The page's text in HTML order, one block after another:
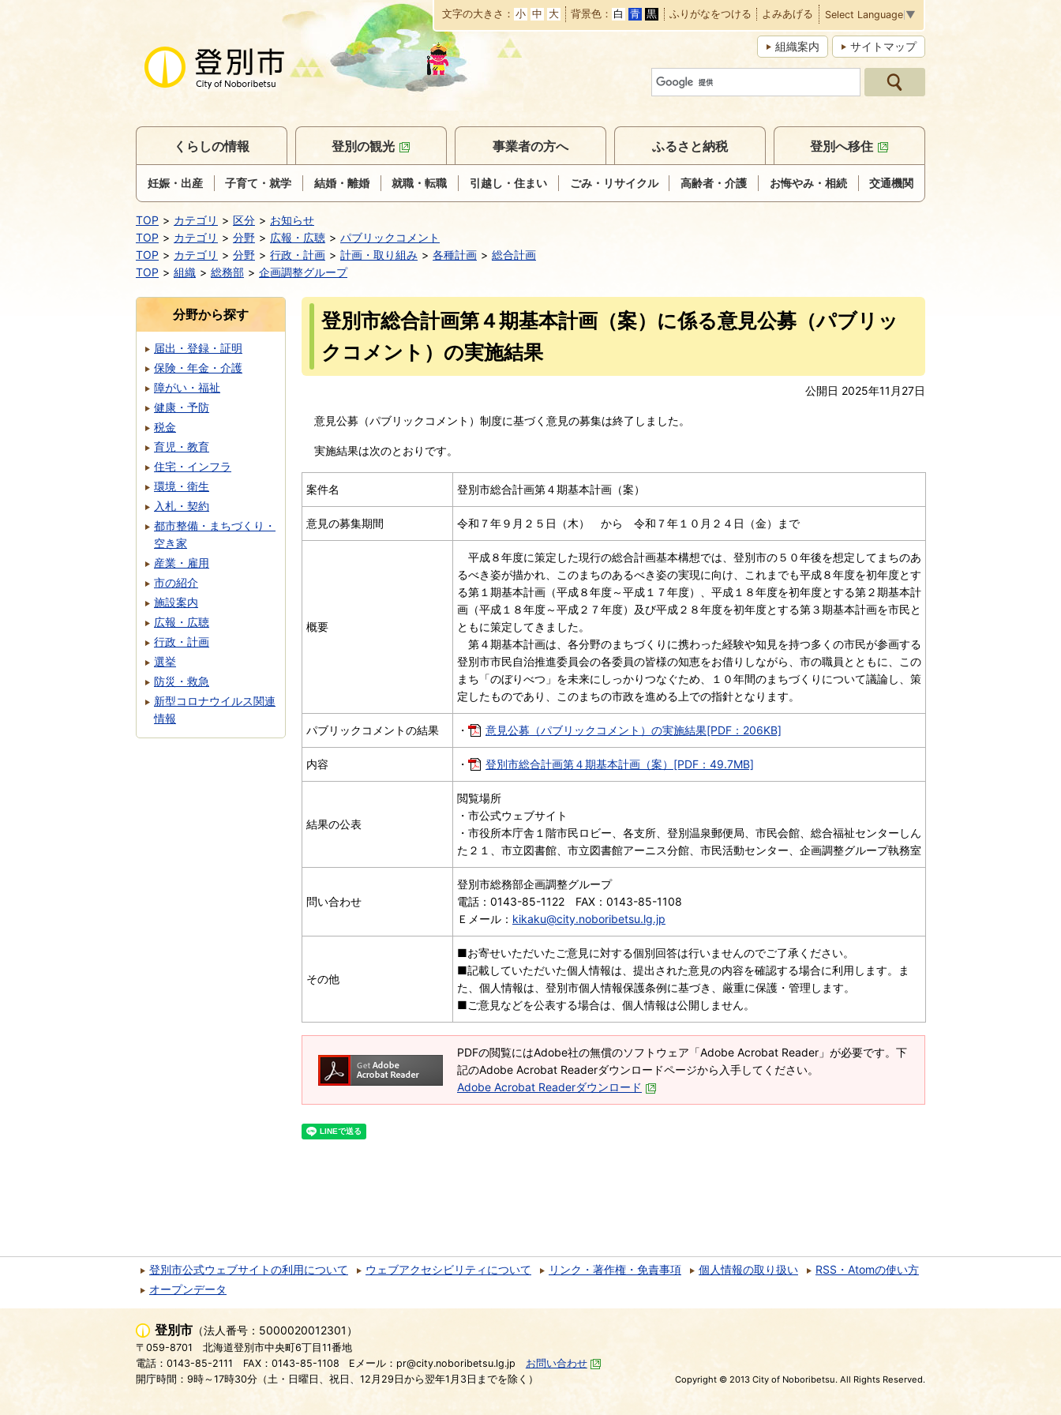
本
文
へ
移
動
文字の大きさ 小 中 大 背景色 白 青 黒 ふりがなをつける よみあげる Select Language ▼
組織案内 サイトマップ
くらしの情報
妊娠・出産 子育て・就学 結婚・離婚 就職・転職 引越し・住まい ごみ・リサイクル 高齢者・介護 お悔やみ・相続 交通機関
登別の観光 事業者の方へ ふるさと納税 登別へ移住
TOP カテゴリ 区分
お知らせ
TOP
カテゴリ 分野 広報・広聴
パブリックコメント
TOP
カテゴリ 分野 行政・計画 計画・取り組み 各種計画
総合計画
TOP
組織 総務部 企画調整グループ
登別市総合計画第４期基本計画（案）に係る意見公募（パブリッ
クコメント）の実施結果
公開日 2025年11月27日
意見公募（パブリックコメント）制度に基づく意見の募集は終了しました。
実施結果は次のとおりです。
案件名 登別市総合計画第４期基本計画（案）
意見の募集期間 令和７年９月２５日（木） から 令和７年１０月２４日（金）まで
概要
平成８年度に策定した現行の総合計画基本構想では、登別市の５０年後を想定してまちのあ
るべき姿が描かれ、このまちのあるべき姿の実現に向け、これまでも平成８年度を初年度とす
る第１期基本計画（平成８年度～平成１７年度）、平成１８年度を初年度とする第２期基本計
画（平成１８年度～平成２７年度）及び平成２８年度を初年度とする第３期基本計画を市民と
ともに策定してきました。
第４期基本計画は、各分野のまちづくりに携わった経験や知見を持つ多くの市民が参画する
登別市市民自治推進委員会の各委員の皆様の知恵をお借りしながら、市の職員とともに、この
まち「のぼりべつ」を未来にしっかりつなぐため、１０年間のまちづくりについて議論し、策
定したものであり、このまちの市政を進める上での指針となります。
パブリックコメントの結果 ・ 意見公募（パブリックコメント）の実施結果[PDF：206KB]
内容 ・ 登別市総合計画第４期基本計画（案）[PDF：49.7MB]
結果の公表
閲覧場所
・市公式ウェブサイト
・市役所本庁舎１階市民ロビー、各支所、登別温泉郵便局、市民会館、総合福祉センターしん
た２１、市立図書館、市立図書館アーニス分館、市民活動センター、企画調整グループ執務室
問い合わせ
登別市総務部企画調整グループ
電話：0143-85-1122 FAX：0143-85-1108
Ｅメール： kikaku@city.noboribetsu.lg.jp
その他
■お寄せいただいたご意見に対する個別回答は行いませんのでご了承ください。
■記載していただいた個人情報は、提出された意見の内容を確認する場合に利用します。ま
た、個人情報は、登別市個人情報保護条例に基づき、厳重に保護・管理します。
■ご意見などを公表する場合は、個人情報は公開しません。
PDFの閲覧にはAdobe社の無償のソフトウェア「Adobe Acrobat Reader」が必要です。下
記のAdobe Acrobat Readerダウンロードページから入手してください。
Adobe Acrobat Readerダウンロード
分野から探す
届出・登録・証明
保険・年金・介護
障がい・福祉
健康・予防
税金
育児・教育
住宅・インフラ
環境・衛生
入札・契約
都市整備・まちづくり・
空き家
産業・雇用
市の紹介
施設案内
広報・広聴
行政・計画
選挙
防災・救急
新型コロナウイルス関連
情報
登別市公式ウェブサイトの利用について ウェブアクセシビリティについて リンク・著作権・免責事項 個人情報の取り扱い
RSS・Atomの使い方
オープンデータ
登別市 （法人番号：5000020012301）
〒059-8701
北海道登別市中央町6丁目11番地
電話：0143-85-2111
FAX：0143-85-1108 Eメール：pr@city.noboribetsu.lg.jp
お問い合わせ
開庁時間：9時～17時30分（土・日曜日、祝日、12月29日から翌年1月3日までを除く）
Copyright © 2013 City of Noboribetsu. All Rights Reserved.